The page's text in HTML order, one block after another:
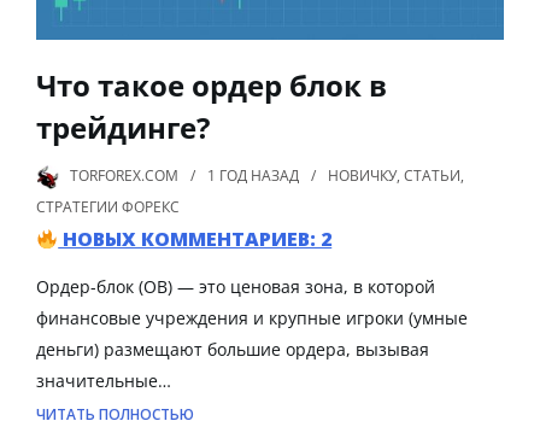
Что такое ордер блок в
трейдинге?
TORFOREX.COM 1 ГОД НАЗАД НОВИЧКУ, СТАТЬИ,
СТРАТЕГИИ ФОРЕКС
НОВЫХ КОММЕНТАРИЕВ: 2
Ордер-блок (OB) — это ценовая зона, в которой
финансовые учреждения и крупные игроки (умные
деньги) размещают большие ордера, вызывая
значительные…
ЧИТАТЬ ПОЛНОСТЬЮ